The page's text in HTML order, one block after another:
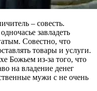
– совесть.
завладеть
Совестно, что
товары и услуги.
Божьем из-за того, что
на владение денег
мужи с не очень